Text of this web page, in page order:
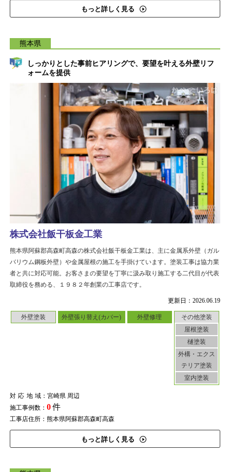
もっと詳しく見る
熊本県
しっかりとした事前ヒアリングで、要望を叶える外壁リフ
ォームを提供
更新日：2026.06.19
外壁塗装 外壁張り替え(カバー) 外壁修理
その他塗装
屋根塗装
樋塗装
外構・エクス
テリア塗装
室内塗装
対応地域：宮崎県 周辺
施工事例数： 0件
工事店住所：熊本県阿蘇郡高森町高森
もっと詳しく見る
株式会社飯干板金工業
熊本県阿蘇郡高森町高森の株式会社飯干板金工業は、主に金属系外壁（ガル
バリウム鋼板外壁）や金属屋根の施工を手掛けています。塗装工事は協力業
者と共に対応可能。お客さまの要望を丁寧に汲み取り施工する二代目が代表
取締役を務める、１９８２年創業の工事店です。